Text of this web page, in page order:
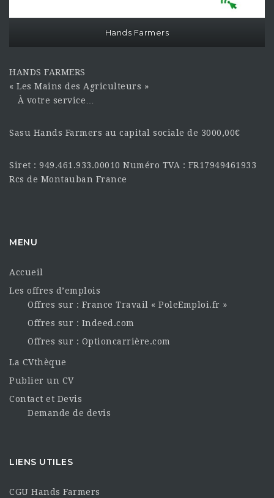
Hands Farmers
HANDS FARMERS
« Les Mains des Agriculteurs »
À votre service…
Sasu Hands Farmers au capital sociale de 3000,00€
Siret : 949.461.933.00010 Numéro TVA : FR17949461933
Rcs de Montauban France
MENU
Accueil
Les offres d’emplois
Offres sur : France Travail « PoleEmploi.fr »
Offres sur : Indeed.com
Offres sur : Optioncarrière.com
La CVthèque
Publier un CV
Contact et Devis
Demande de devis
LIENS UTILES
CGU Hands Farmers